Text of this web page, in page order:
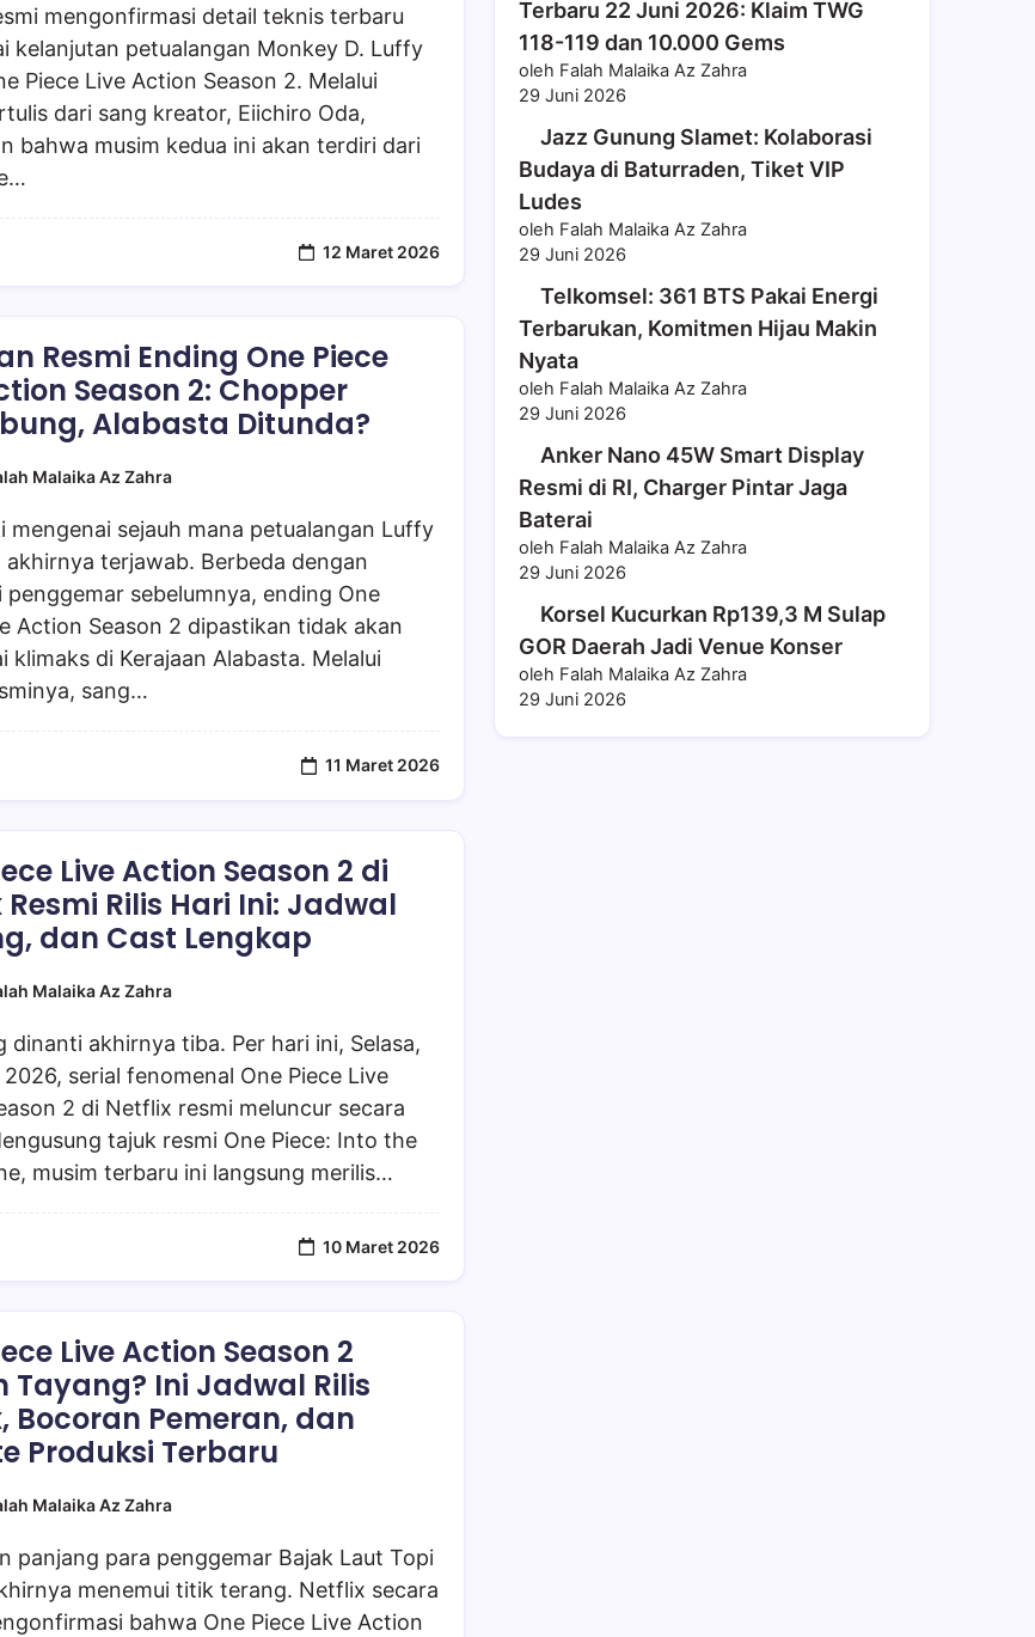
mengonfirmasi detail teknis terbaru
kelanjutan petualangan Monkey D. Luffy
Piece Live Action Season 2. Melalui
dari sang kreator, Eiichiro Oda,
bahwa musim kedua ini akan terdiri dari
12 Maret 2026
Resmi Ending One Piece
Season 2: Chopper
Alabasta Ditunda?
Malaika Az Zahra
mengenai sejauh mana petualangan Luffy
terjawab. Berbeda dengan
penggemar sebelumnya, ending One
Action Season 2 dipastikan tidak akan
klimaks di Kerajaan Alabasta. Melalui
sang…
11 Maret 2026
Live Action Season 2 di
Resmi Rilis Hari Ini: Jadwal
dan Cast Lengkap
Malaika Az Zahra
dinanti akhirnya tiba. Per hari ini, Selasa,
serial fenomenal One Piece Live
2 di Netflix resmi meluncur secara
tajuk resmi One Piece: Into the
musim terbaru ini langsung merilis…
10 Maret 2026
Live Action Season 2
Tayang? Ini Jadwal Rilis
Bocoran Pemeran, dan
Produksi Terbaru
Malaika Az Zahra
panjang para penggemar Bajak Laut Topi
menemui titik terang. Netflix secara
bahwa One Piece Live Action
Terbaru 22 Juni 2026: Klaim TWG
118-119 dan 10.000 Gems
oleh Falah Malaika Az Zahra
29 Juni 2026
Jazz Gunung Slamet: Kolaborasi
Budaya di Baturraden, Tiket VIP
Ludes
oleh Falah Malaika Az Zahra
29 Juni 2026
Telkomsel: 361 BTS Pakai Energi
Terbarukan, Komitmen Hijau Makin
Nyata
oleh Falah Malaika Az Zahra
29 Juni 2026
Anker Nano 45W Smart Display
Resmi di RI, Charger Pintar Jaga
Baterai
oleh Falah Malaika Az Zahra
29 Juni 2026
Korsel Kucurkan Rp139,3 M Sulap
GOR Daerah Jadi Venue Konser
oleh Falah Malaika Az Zahra
29 Juni 2026